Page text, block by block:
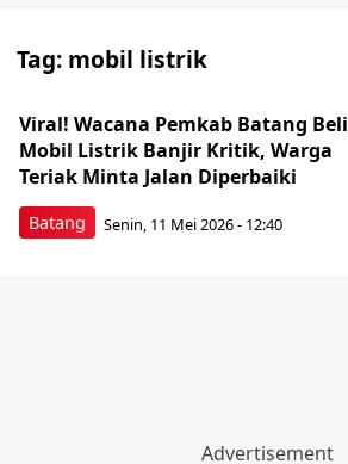
Tag: mobil listrik
Batang
Viral! Wacana Pemkab Batang Beli
Mobil Listrik Banjir Kritik, Warga
Teriak Minta Jalan Diperbaiki
Senin, 11 Mei 2026 - 12:40